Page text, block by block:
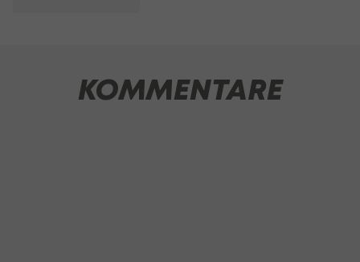
KOMMENTARE